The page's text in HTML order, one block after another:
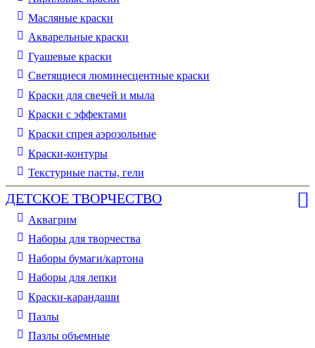
Масляные краски
Акварельные краски
Гуашевые краски
Светящиеся люминесцентные краски
Краски для свечей и мыла
Краски с эффектами
Краски спрея аэрозольные
Краски-контуры
Текстурные пасты, гели
ДЕТСКОЕ ТВОРЧЕСТВО
Аквагрим
Наборы для творчества
Наборы бумаги/картона
Наборы для лепки
Краски-карандаши
Пазлы
Пазлы объемные